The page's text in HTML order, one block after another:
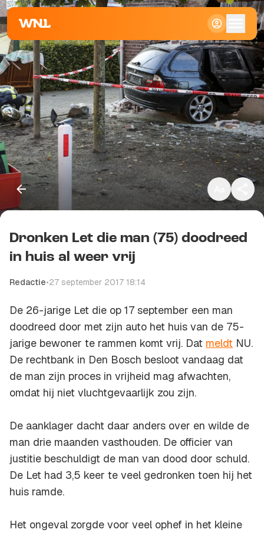
Klein
Standaard
Groot
Kopieer link
Dronken Let die man (75) doodreed
in huis al weer vrij
Redactie•27 september 2017 18:14
De 26-jarige Let die op 17 september een man
doodreed door met zijn auto het huis van de 75-
jarige bewoner te rammen komt vrij. Dat meldt NU.
De rechtbank in Den Bosch besloot vandaag dat
de man zijn proces in vrijheid mag afwachten,
omdat hij niet vluchtgevaarlijk zou zijn.
De aanklager dacht daar anders over en wilde de
man drie maanden vasthouden. De officier van
justitie beschuldigt de man van dood door schuld.
De Let had 3,5 keer te veel gedronken toen hij het
huis ramde.
Het ongeval zorgde voor veel ophef in het kleine